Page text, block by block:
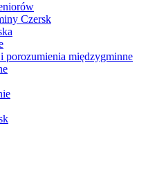
Czersk
porozumienia międzygminne